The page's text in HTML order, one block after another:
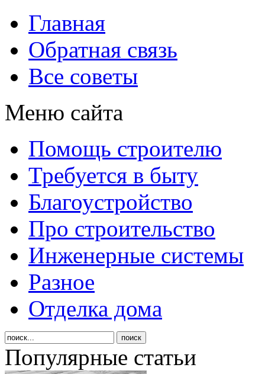
Главная
Обратная связь
Все советы
Меню сайта
Помощь строителю
Требуется в быту
Благоустройство
Про строительство
Инженерные системы
Разное
Отделка дома
Популярные статьи